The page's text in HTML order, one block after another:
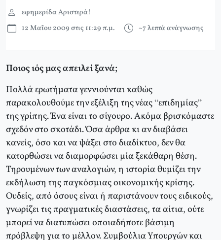
εφημερίδα Αριστερά!
12 Μαΐου 2009 στις 11:29 π.μ.
~7 λεπτά ανάγνωσης
Ποιος ιός μας απειλεί ξανά;
Πολλά ερωτήματα γεννιούνται καθώς
παρακολουθούμε την εξέλιξη της νέας “επιδημίας”
της γρίπης. Ένα είναι το σίγουρο. Ακόμα βρισκόμαστε
σχεδόν στο σκοτάδι. Όσα άρθρα κι αν διαβάσει
κανείς, όσο και να ψάξει στο διαδίκτυο, δεν θα
κατορθώσει να διαμορφώσει μία ξεκάθαρη θέση.
Τηρουμένων των αναλογιών, η ιστορία θυμίζει την
εκδήλωση της παγκόσμιας οικονομικής κρίσης.
Ουδείς, από όσους είναι ή παριστάνουν τους ειδικούς,
γνωρίζει τις πραγματικές διαστάσεις, τα αίτια, ούτε
μπορεί να διατυπώσει οποιαδήποτε βάσιμη
πρόβλεψη για το μέλλον. Συμβούλια Υπουργών και